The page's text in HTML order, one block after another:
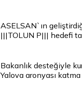
ASELSAN`ın
|||TOLUN P||| hedefi
Bakanlık desteğiyle
Yalova aronyası